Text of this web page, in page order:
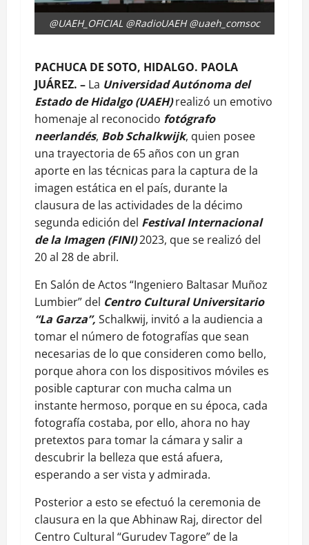
@UAEH_OFICIAL @RadioUAEH @uaeh_comsoc
PACHUCA DE SOTO, HIDALGO. PAOLA
JUÁREZ. – La Universidad Autónoma del
Estado de Hidalgo (UAEH)realizó un emotivo
homenaje al reconocido fotógrafo
neerlandés, Bob Schalkwijk, quien posee
una trayectoria de 65 años con un gran
aporte en las técnicas para la captura de la
imagen estática en el país, durante la
clausura de las actividades de la décimo
segunda edición del Festival Internacional
de la Imagen (FINI)2023, que se realizó del
20 al 28 de abril.
En Salón de Actos “Ingeniero Baltasar Muñoz
Lumbier” del Centro Cultural Universitario
“La Garza”, Schalkwij, invitó a la audiencia a
tomar el número de fotografías que sean
necesarias de lo que consideren como bello,
porque ahora con los dispositivos móviles es
posible capturar con mucha calma un
instante hermoso, porque en su época, cada
fotografía costaba, por ello, ahora no hay
pretextos para tomar la cámara y salir a
descubrir la belleza que está afuera,
esperando a ser vista y admirada.
Posterior a esto se efectuó la ceremonia de
clausura en la que Abhinaw Raj, director del
Centro Cultural “Gurudev Tagore” de la